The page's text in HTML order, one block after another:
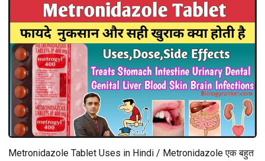
Metronidazole Tablet Uses in Hindi / Metronidazole एक बहुत